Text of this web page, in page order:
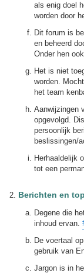
als enig doel
worden door
Dit forum is
en beheerd
Onder hen
Het is niet
worden.
het team
Aanwijzingen
opgevolgd.
persoonlijk
beslissingen/
Herhaaldelijk
tot een
Berichten en
Degene die
inhoud ervan.
De voertaal
gebruik van
Jargon is in